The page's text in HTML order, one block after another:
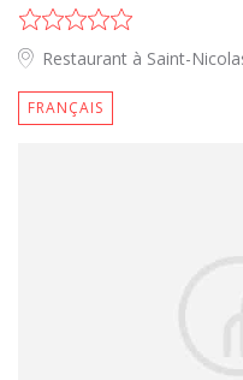
Restaurant à Saint-
FRANÇAIS